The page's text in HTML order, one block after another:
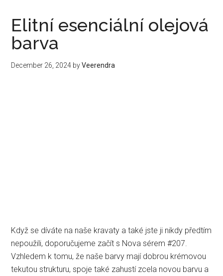
Elitní esenciální olejová
barva
December 26, 2024 byVeerendra
Když se díváte na naše kravaty a také jste ji nikdy předtím
nepoužili, doporučujeme začít s Nova sérem #207.
Vzhledem k tomu, že naše barvy mají dobrou krémovou
tekutou strukturu, spoje také zahustí zcela novou barvu a